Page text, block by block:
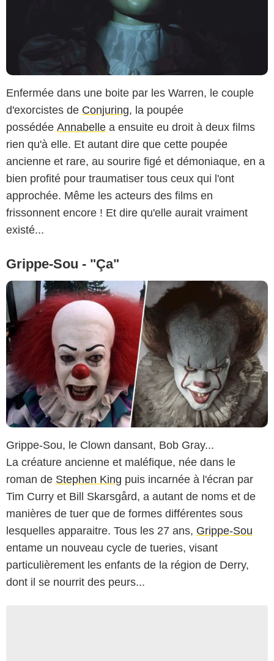
Enfermée dans une boite par les Warren, le couple
d'exorcistes de Conjuring, la poupée
possédée Annabelle a ensuite eu droit à deux films
rien qu'à elle. Et autant dire que cette poupée
ancienne et rare, au sourire figé et démoniaque, en a
bien profité pour traumatiser tous ceux qui l'ont
approchée. Même les acteurs des films en
frissonnent encore ! Et dire qu'elle aurait vraiment
existé...
Grippe-Sou - "Ça"
Grippe-Sou, le Clown dansant, Bob Gray...
La créature ancienne et maléfique, née dans le
roman de Stephen King puis incarnée à l'écran par
Tim Curry et Bill Skarsgård, a autant de noms et de
manières de tuer que de formes différentes sous
lesquelles apparaitre. Tous les 27 ans, Grippe-Sou
entame un nouveau cycle de tueries, visant
particulièrement les enfants de la région de Derry,
dont il se nourrit des peurs...